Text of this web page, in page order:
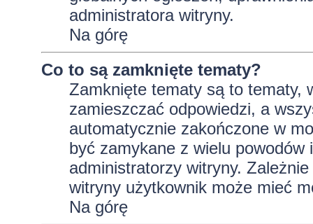
administratora witryny.
Na górę
Co to są zamknięte tematy?
Zamknięte tematy są to tematy,
zamieszczać odpowiedzi, a
automatycznie zakończone w
być zamykane z wielu
administratorzy witryny.
witryny użytkownik może mieć
Na górę